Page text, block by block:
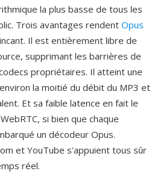
la plus basse de tous les
Trois avantages rendent Opus
Il est entièrement libre de
supprimant les barrières de
propriétaires. Il atteint une
la moitié du débit du MP3 et
Et sa faible latence en fait le
si bien que chaque
un décodeur Opus.
et YouTube s'appuient tous sûr
réel.